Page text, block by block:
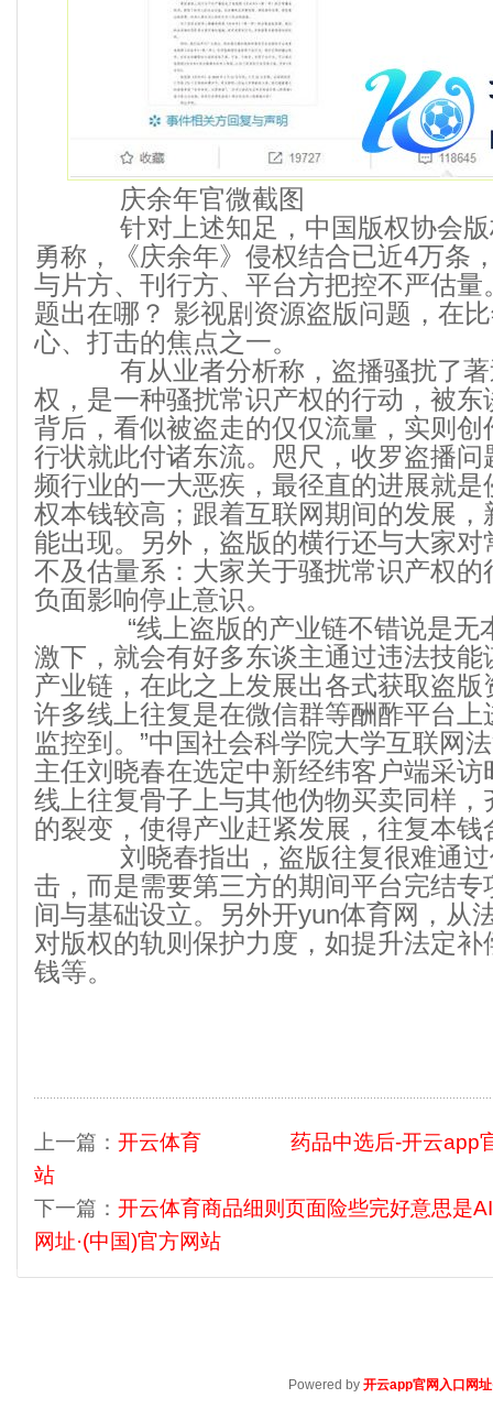
庆余年官微截图
针对上述知足，中国版权协会版
勇称，《庆余年》侵权结合已近4万条
与片方、刊行方、平台方把控不严估
题出在哪？ 影视剧资源盗版问题，在
心、打击的焦点之一。
有从业者分析称，盗播骚扰了著
权，是一种骚扰常识产权的行动，被
背后，看似被盗走的仅仅流量，实则
行状就此付诸东流。咫尺，收罗盗播
频行业的一大恶疾，最径直的进展就
权本钱较高；跟着互联网期间的发展，
能出现。另外，盗版的横行还与大家
不及估量系：大家关于骚扰常识产权
负面影响停止意识。
“线上盗版的产业链不错说是无
激下，就会有好多东谈主通过违法技
产业链，在此之上发展出各式获取盗
许多线上往复是在微信群等酬酢平台
监控到。”中国社会科学院大学互联网
主任刘晓春在选定中新经纬客户端采
线上往复骨子上与其他伪物买卖同样
的裂变，使得产业赶紧发展，往复本
刘晓春指出，盗版往复很难通过
击，而是需要第三方的期间平台完结
间与基础设立。另外开yun体育网，从
对版权的轨则保护力度，如提升法定
钱等。
上一篇： 开云体育 药品中选后-开云app官
站
下一篇： 开云体育商品细则页面险些完好意思是
网址·(中国)官方网站
Powered by 开云app官网入口网